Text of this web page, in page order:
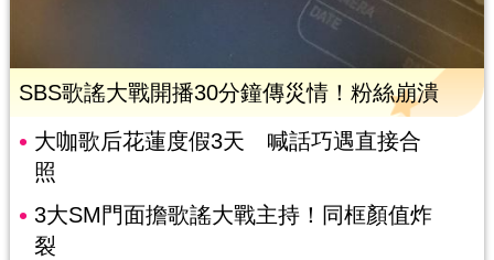
SBS歌謠大戰開播30分鐘傳災情！粉絲崩潰
大咖歌后花蓮度假3天 喊話巧遇直接合
照
3大SM門面擔歌謠大戰主持！同框顏值炸
裂